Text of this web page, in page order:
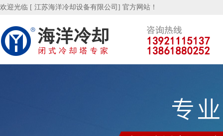
欢迎光临 [ 江苏海洋冷却设备有限公司] 官方网站！